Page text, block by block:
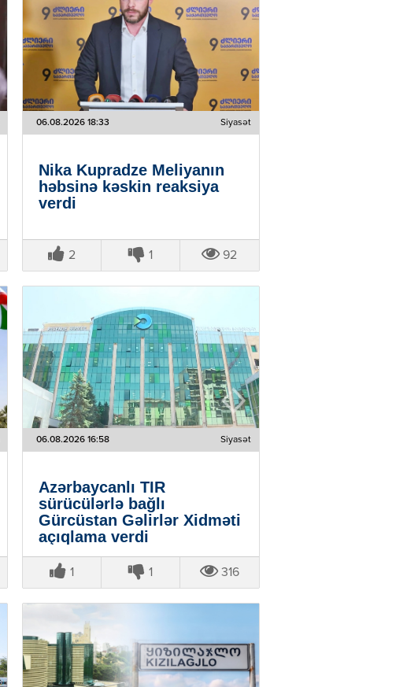
06.08.2026 18:33 Siyasət
Nika Kupradze Meliyanın
həbsinə kəskin reaksiya
verdi
2 1 92
06.08.2026 16:58 Siyasət
Azərbaycanlı TIR
sürücülərlə bağlı
Gürcüstan Gəlirlər Xidməti
açıqlama verdi
1 1 316